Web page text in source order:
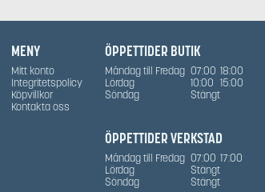
MENY
Mitt konto
Integritetspolicy
Köpvillkor
Kontakta oss
ÖPPETTIDER BUTIK
Måndag till Fredag 07:00 18:00
Lördag
10:00 15:00
Söndag
Stängt
ÖPPETTIDER VERKSTAD
Måndag till Fredag 07:00 17:00
Lördag
Stängt
Söndag
Stängt